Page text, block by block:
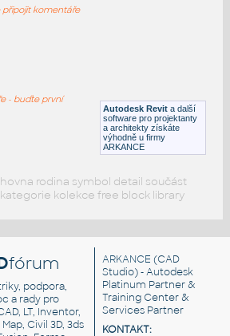
Seating AER1 NewAeron WorkChair
AE11 Aeron WorkChair
Autodesk Revit a další
software pro projektanty
a architekty získáte
výhodně u firmy
ARKANCE
připojit komentáře
- buďte první
rodina symbol detail součást
kolekce free block library
fórum
podpora,
a rady pro
LT, Inventor,
Civil 3D, 3ds
ARKANCE (CAD
Studio) - Autodesk
Platinum Partner &
Training Center &
Services Partner
KONTAKT: